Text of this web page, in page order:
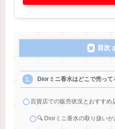
目次
Diorミニ香水はどこで売っ
百貨店での販売状況とおすすめ
🔍 Diorミニ香水の取り扱い